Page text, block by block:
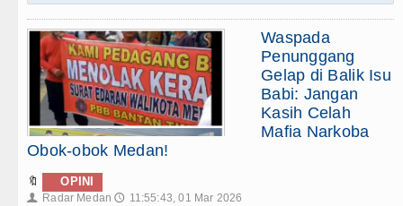
Waspada
Penunggang
Gelap di Balik Isu
Babi: Jangan
Kasih Celah
Mafia Narkoba
Obok-obok Medan!
🔖 OPINI
👤 Radar Medan 🕔 11:55:43, 01 Mar 2026